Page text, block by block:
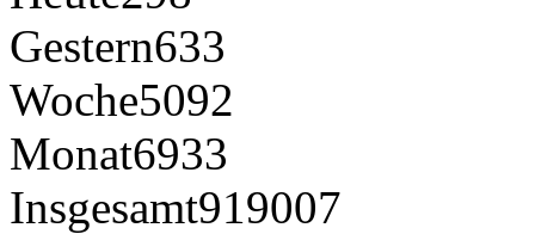
Gestern633
Woche5092
Monat6933
Insgesamt919007